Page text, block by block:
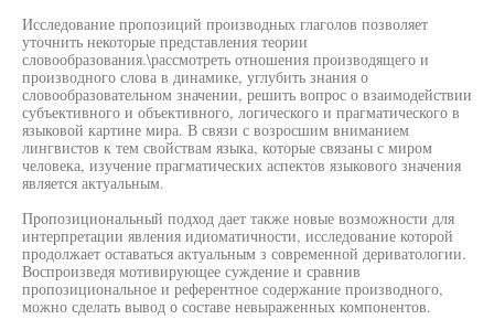
Исследование пропозиций производных глаголов позволяет
уточнить некоторые представления теории
словообразования.\рассмотреть отношения производящего и
производного слова в динамике, углубить знания о
словообразовательном значении, решить вопрос о взаимодействии
субъективного и объективного, логического и прагматического в
языковой картине мира. В связи с возросшим вниманием
лингвистов к тем свойствам языка, которые связаны с миром
человека, изучение прагматических аспектов языкового значения
является актуальным.
Пропозициональный подход дает также новые возможности для
интерпретации явления идиоматичности, исследование которой
продолжает оставаться актуальным з современной дериватологии.
Воспроизведя мотивирующее суждение и сравнив
пропозициональное и референтное содержание производного,
можно сделать вывод о составе невыраженных компонентов.